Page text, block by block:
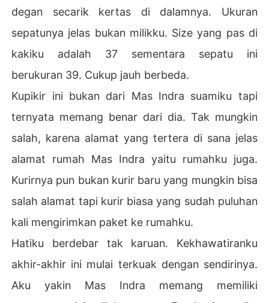
hu Sarah menjalin hubungan dengan Dareen, dia berusa
ha memisahkan mereka.
Bagaimana hubungan Sarah dan Dareen selanjutnya? A
pakah mereka tetap bersama atau justru berpisah karen
a fitnah dari Siska?
Bagaimana pula hubungan Siska dan Indra? Apakah ada
balasan yang diterima Siska atas semua fitnah dan ulah
nya selama ini?
degan secarik kertas di dalamnya. Ukuran
sepatunya jelas bukan milikku. Size yang pas di
kakiku adalah 37 sementara sepatu ini
berukuran 39. Cukup jauh berbeda.
Kupikir ini bukan dari Mas Indra suamiku tapi
ternyata memang benar dari dia. Tak mungkin
salah, karena alamat yang tertera di sana jelas
alamat rumah Mas Indra yaitu rumahku juga.
Kurirnya pun bukan kurir baru yang mungkin bisa
salah alamat tapi kurir biasa yang sudah puluhan
kali mengirimkan paket ke rumahku.
Hatiku berdebar tak karuan. Kekhawatiranku
akhir-akhir ini mulai terkuak dengan sendirinya.
Aku yakin Mas Indra memang memiliki